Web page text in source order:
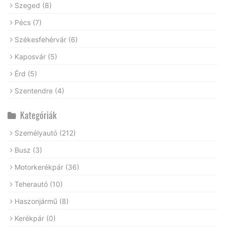
Szeged (8)
Pécs (7)
Székesfehérvár (6)
Kaposvár (5)
Érd (5)
Szentendre (4)
Kategóriák
Személyautó (212)
Busz (3)
Motorkerékpár (36)
Teherautó (10)
Haszonjármű (8)
Kerékpár (0)